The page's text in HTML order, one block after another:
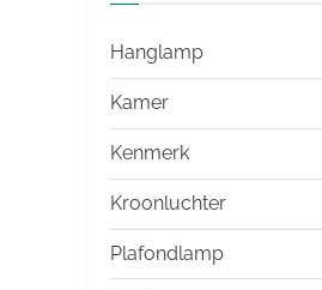
Hanglamp
Kamer
Kenmerk
Kroonluchter
Plafondlamp